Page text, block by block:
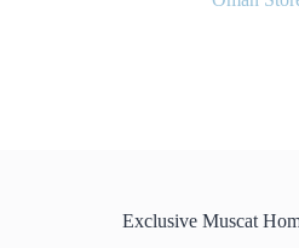
Exclusive Muscat